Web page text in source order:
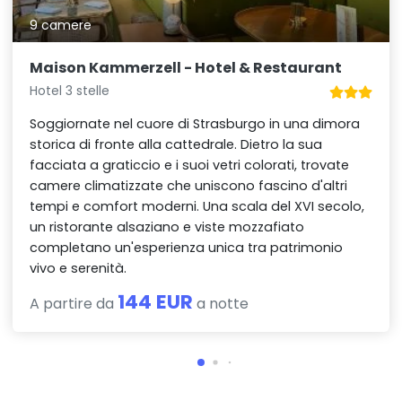
9 camere
Maison Kammerzell - Hotel & Restaurant
Hotel 3 stelle
Soggiornate nel cuore di Strasburgo in una dimora
storica di fronte alla cattedrale. Dietro la sua
facciata a graticcio e i suoi vetri colorati, trovate
camere climatizzate che uniscono fascino d'altri
tempi e comfort moderni. Una scala del XVI secolo,
un ristorante alsaziano e viste mozzafiato
completano un'esperienza unica tra patrimonio
vivo e serenità.
A partire da 144 EUR a notte